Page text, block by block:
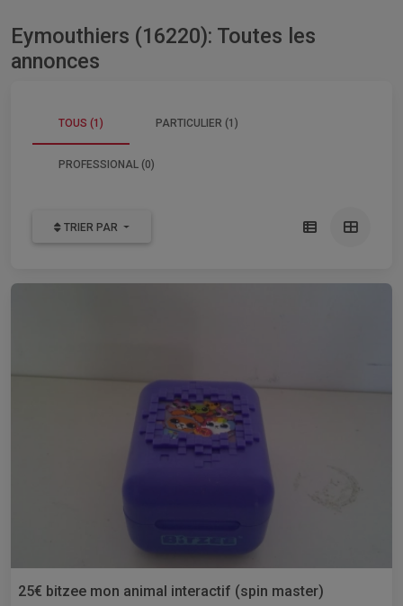
Eymouthiers (16220): Toutes les
annonces
TOUS (1) PARTICULIER (1)
PROFESSIONAL (0)
TRIER PAR
25€ bitzee mon animal interactif (spin master)